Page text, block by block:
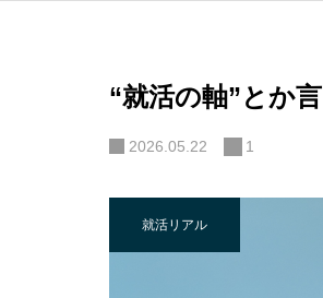
“就活の軸”とか
2026.05.22 1
就活リアル